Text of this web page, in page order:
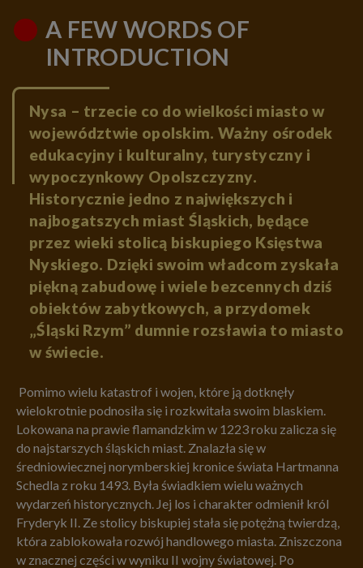
A FEW WORDS OF
INTRODUCTION
Nysa – trzecie co do wielkości miasto w
województwie opolskim. Ważny ośrodek
edukacyjny i kulturalny, turystyczny i
wypoczynkowy Opolszczyzny.
Historycznie jedno z największych i
najbogatszych miast Śląskich, będące
przez wieki stolicą biskupiego Księstwa
Nyskiego. Dzięki swoim władcom zyskała
piękną zabudowę i wiele bezcennych dziś
obiektów zabytkowych, a przydomek
„Śląski Rzym” dumnie rozsławia to miasto
w świecie.
Pomimo wielu katastrof i wojen, które ją dotknęły
wielokrotnie podnosiła się i rozkwitała swoim blaskiem.
Lokowana na prawie flamandzkim w 1223 roku zalicza się
do najstarszych śląskich miast. Znalazła się w
średniowiecznej norymberskiej kronice świata Hartmanna
Schedla z roku 1493. Była świadkiem wielu ważnych
wydarzeń historycznych. Jej los i charakter odmienił król
Fryderyk II. Ze stolicy biskupiej stała się potężną twierdzą,
która zablokowała rozwój handlowego miasta. Zniszczona
w znacznej części w wyniku II wojny światowej. Po